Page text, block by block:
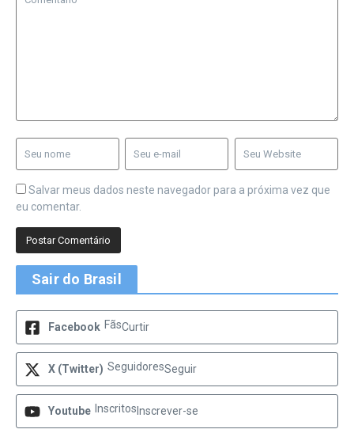
Salvar meus dados neste navegador para a próxima vez que
eu comentar.
Sair do Brasil
Facebook FãsCurtir
X (Twitter) SeguidoresSeguir
Youtube Inscritos Inscrever-se